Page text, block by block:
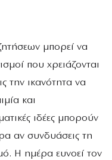
μπορεί να
που χρειάζονται
την ικανότητα να
και
ιδέες μπορούν
αν συνδυάσεις τη
Η ημέρα ευνοεί τον